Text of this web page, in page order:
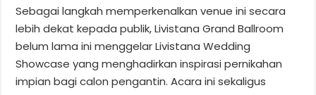
Sebagai langkah memperkenalkan venue ini secara
lebih dekat kepada publik, Livistana Grand Ballroom
belum lama ini menggelar Livistana Wedding
Showcase yang menghadirkan inspirasi pernikahan
impian bagi calon pengantin. Acara ini sekaligus